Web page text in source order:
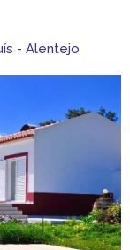
- Alentejo